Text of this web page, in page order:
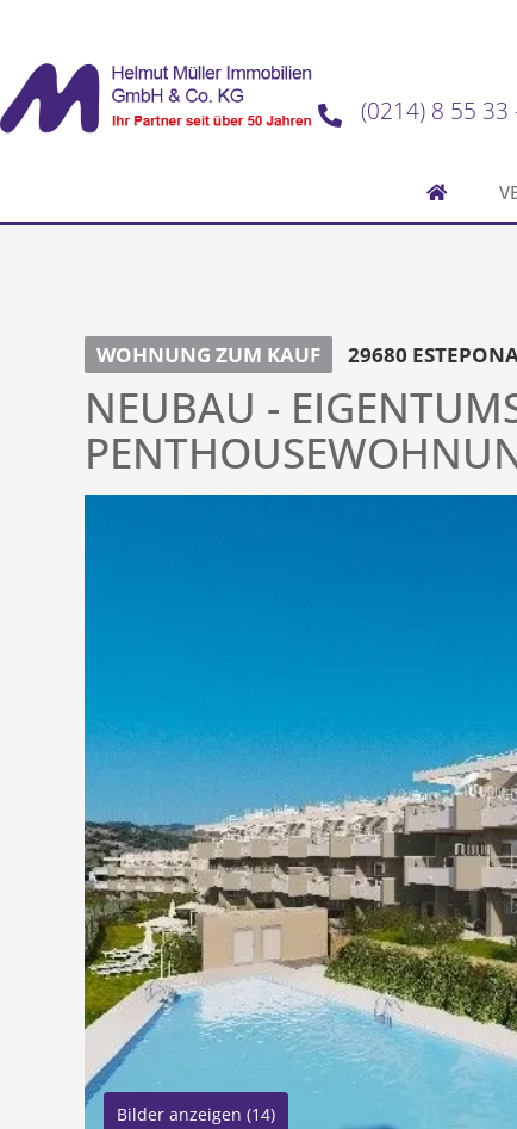
(0214) 8 55 33
WOHNUNG ZUM KAUF 29680
NEUBAU -
Bilder anzeigen (14)